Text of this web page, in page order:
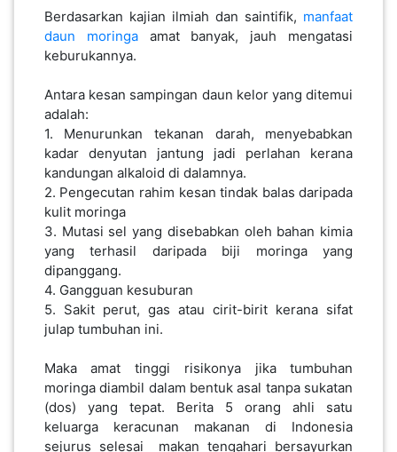
adalah:
​​​​​1. Menurunkan tekanan darah, menyebabkan
kadar denyutan jantung jadi perlahan kerana
2. Pengecutan rahim kesan tindak balas daripada
kulit moringa
3. Mutasi sel yang disebabkan oleh bahan kimia
yang terhasil daripada biji moringa yang
dipanggang.
4. Gangguan kesuburan
5. Sakit perut, gas atau cirit-birit kerana sifat
julap tumbuhan ini.
Maka amat tinggi risikonya jika tumbuhan
moringa diambil dalam bentuk asal tanpa sukatan
(dos) yang tepat. Berita 5 orang ahli satu
keluarga keracunan makanan di Indonesia
daun moringa (kelor) itu wajar dijadikan teladan.
Adalah lebih baik mengambil moringa yang telah
siap diproses dalam bentuk serbuk, pil atau
kapsul dan pastikan ia dari sumber yang benar
PAHANG(13)
PERAK(41)
NEGERI
SEMBILAN(10)
KEDAH(13)
TERENGGANU(12)
SABAH(0)